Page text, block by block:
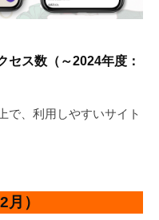
セス数（～2024年度：
で、利用しやすいサイト
）